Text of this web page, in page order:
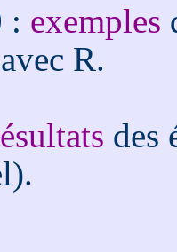
: exemples
R.
des